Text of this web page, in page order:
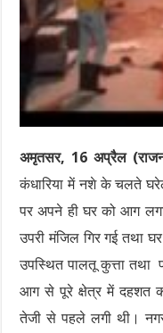
अमृतसर, 16 अप्रैल
कंधारिया में नशे के चलते
पर अपने ही घर को आग
उपरी मंजिल गिर गई तथा
उपस्थित पालतू कुत्ता तथा
आग से पूरे क्षेत्र में दहशत
तेजी से पहले लगी थी। नगर